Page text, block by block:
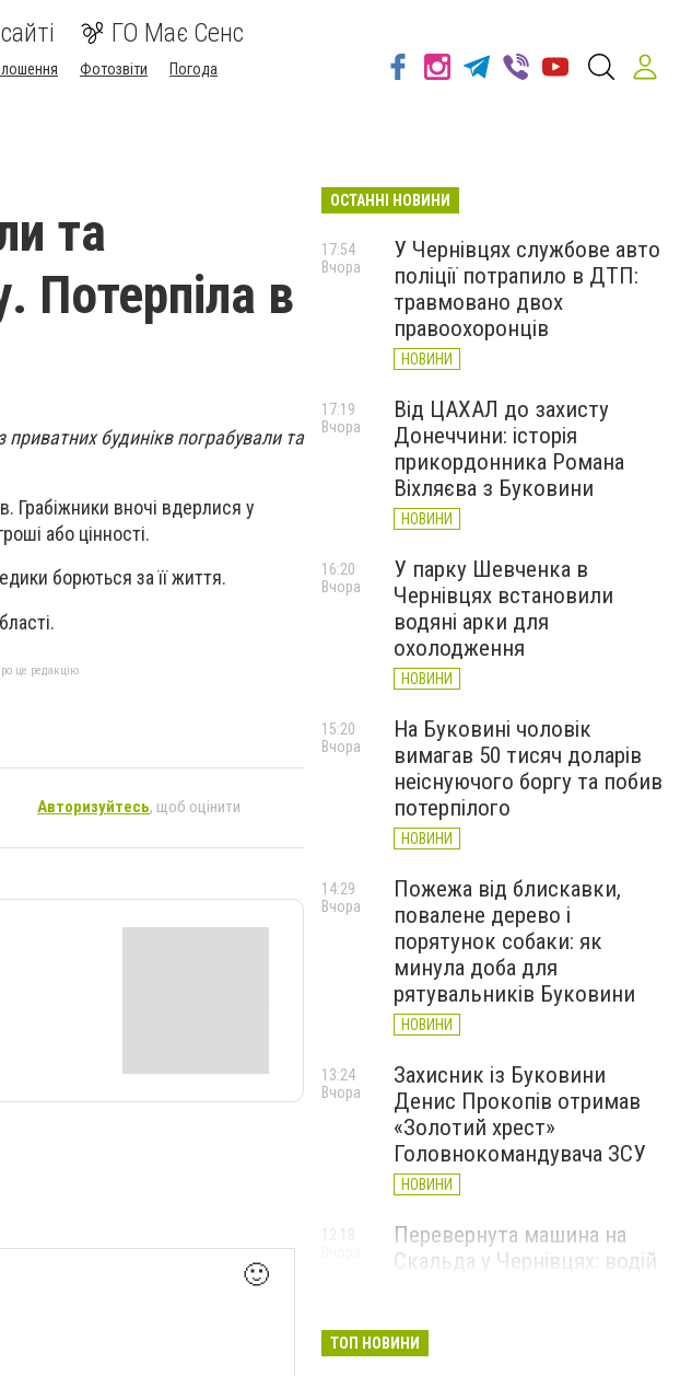
ГО Має Сенс
Фотозвіти
Погода
та
Потерпіла в
приватних будинікв пограбували та
Грабіжники вночі вдерлися у
або цінності.
борються за її життя.
це редакцію
Авторизуйтесь, щоб оцінити
🙂
ОСТАННІ НОВИНИ
У Чернівцях службове авто
поліції потрапило в ДТП:
травмовано двох
правоохоронців
НОВИНИ
17:54
Вчора
Від ЦАХАЛ до захисту
Донеччини: історія
прикордонника Романа
Віхляєва з Буковини
НОВИНИ
17:19
Вчора
У парку Шевченка в
Чернівцях встановили
водяні арки для
охолодження
НОВИНИ
16:20
Вчора
На Буковині чоловік
вимагав 50 тисяч доларів
неіснуючого боргу та побив
потерпілого
НОВИНИ
15:20
Вчора
Пожежа від блискавки,
повалене дерево і
порятунок собаки: як
минула доба для
рятувальників Буковини
НОВИНИ
14:29
Вчора
Захисник із Буковини
Денис Прокопів отримав
«Золотий хрест»
Головнокомандувача ЗСУ
НОВИНИ
13:24
Вчора
Перевернута машина на
Скальда у Чернівцях: водій
12:18
ТОП НОВИНИ